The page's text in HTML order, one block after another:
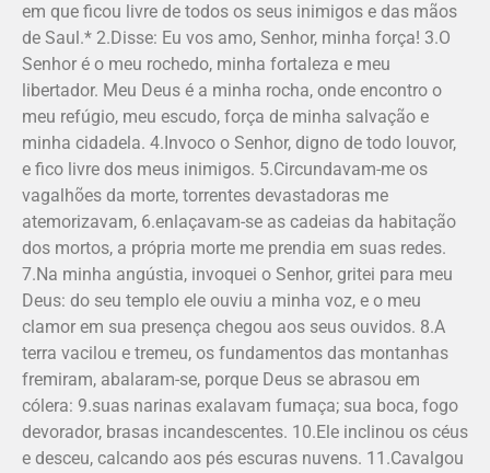
em que ficou livre de todos os seus inimigos e das mãos
de Saul.* 2.Disse: Eu vos amo, Senhor, minha força! 3.O
Senhor é o meu rochedo, minha fortaleza e meu
libertador. Meu Deus é a minha rocha, onde encontro o
meu refúgio, meu escudo, força de minha salvação e
minha cidadela. 4.Invoco o Senhor, digno de todo louvor,
e fico livre dos meus inimigos. 5.Circundavam-me os
vagalhões da morte, torrentes devastadoras me
atemorizavam, 6.enlaçavam-se as cadeias da habitação
dos mortos, a própria morte me prendia em suas redes.
7.Na minha angústia, invoquei o Senhor, gritei para meu
Deus: do seu templo ele ouviu a minha voz, e o meu
clamor em sua presença chegou aos seus ouvidos. 8.A
terra vacilou e tremeu, os fundamentos das montanhas
fremiram, abalaram-se, porque Deus se abrasou em
cólera: 9.suas narinas exalavam fumaça; sua boca, fogo
devorador, brasas incandescentes. 10.Ele inclinou os céus
e desceu, calcando aos pés escuras nuvens. 11.Cavalgou